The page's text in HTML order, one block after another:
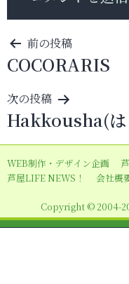
投
稿
ナ
ビ
ゲ
ー
シ
ン
前の投稿
COCORARIS
次の投稿
Hakkousha(は
WEB制作・デザイン企画
芦屋LIFE NEWS！
会社概
Copyright © 2004-